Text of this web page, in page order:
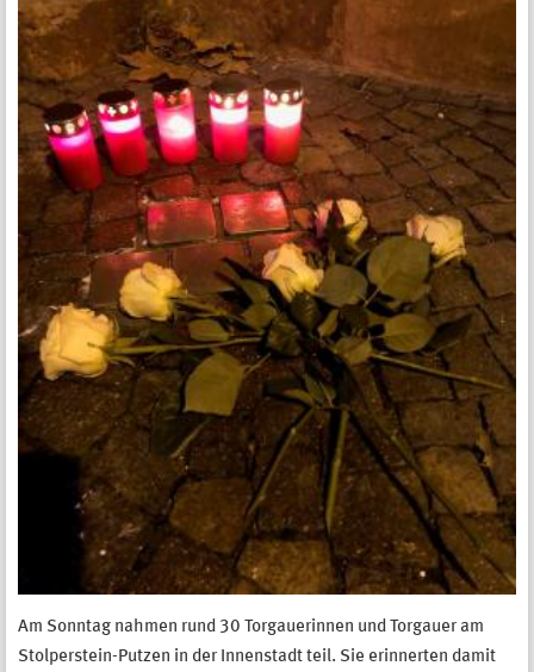
Am Sonntag nahmen rund 30 Torgauerinnen und Torgauer am
Stolperstein-Putzen in der Innenstadt teil. Sie erinnerten damit